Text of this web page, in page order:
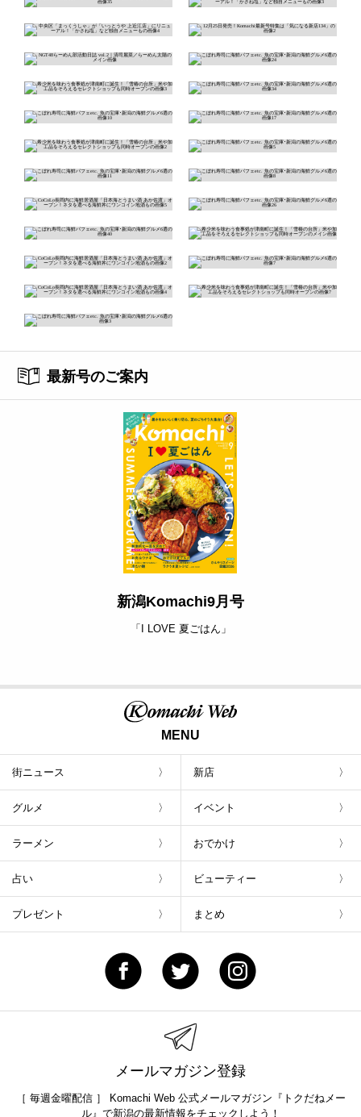
最新号のご案内
新潟Komachi9月号
「I LOVE 夏ごはん」
MENU
街ニュース 新店
グルメ イベント
ラーメン おでかけ
占い ビューティー
プレゼント まとめ
メールマガジン登録
［ 毎週金曜配信 ］ Komachi Web 公式メールマガジン『トクだねメー
ル』で新潟の最新情報をチェックしよう！